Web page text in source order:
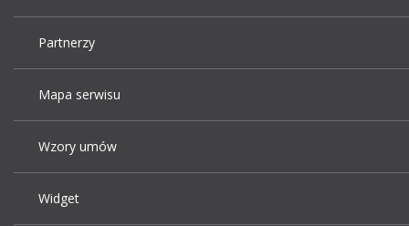
Partnerzy
Mapa serwisu
Wzory umów
Widget